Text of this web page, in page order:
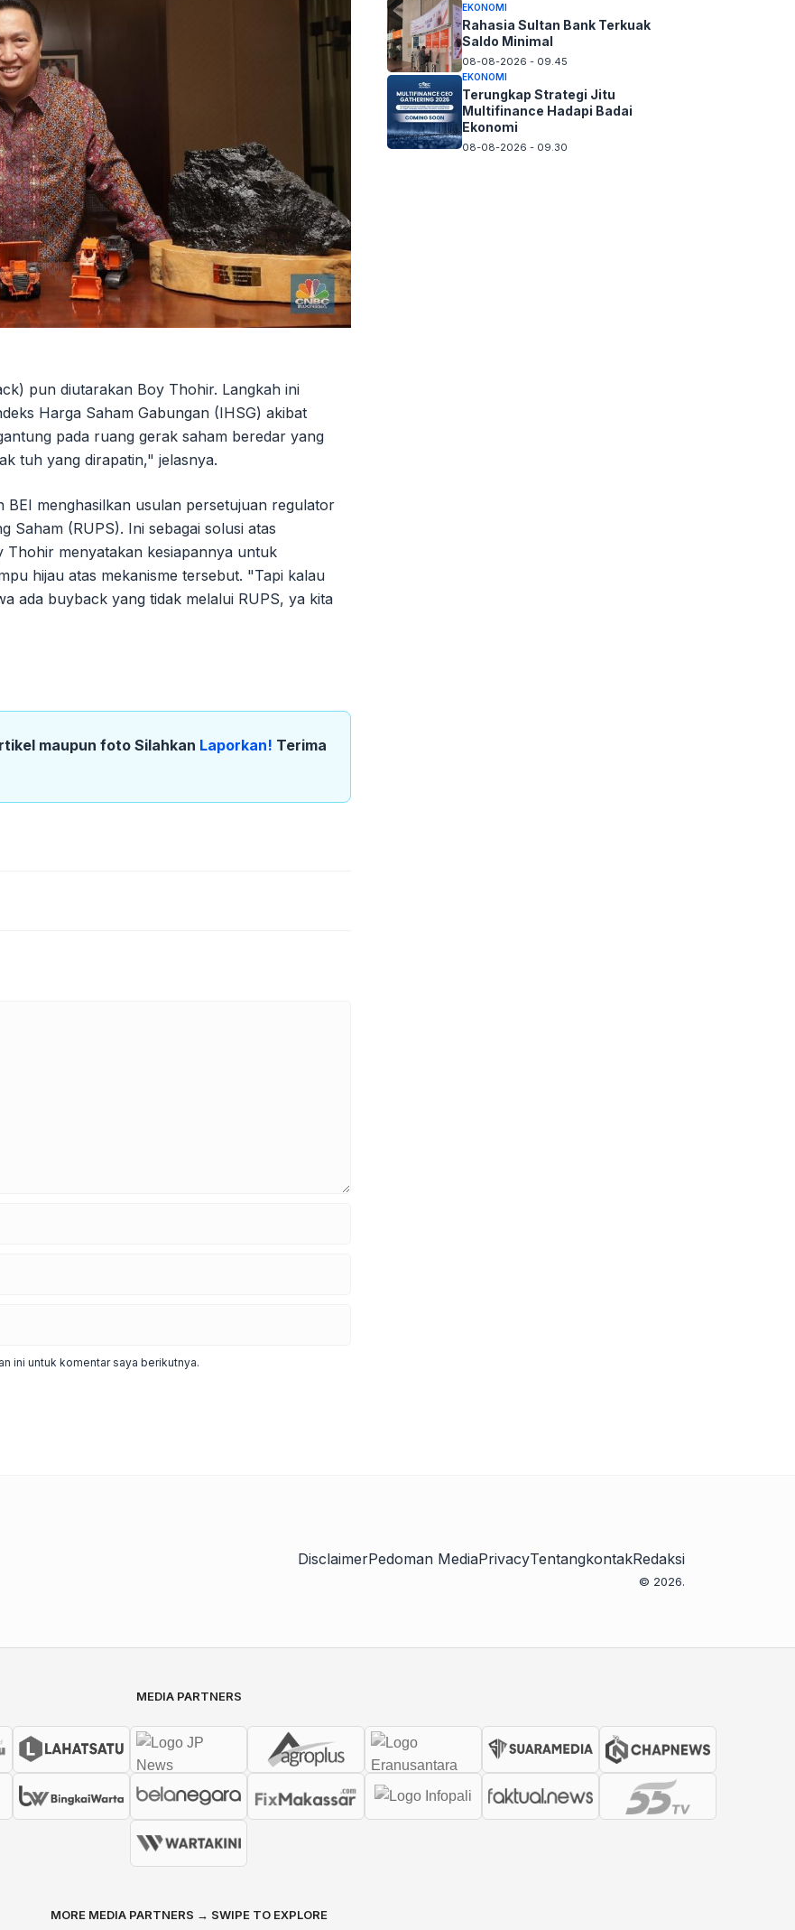
pun diutarakan Boy Thohir. Langkah ini
Harga Saham Gabungan (IHSG) akibat
pada ruang gerak saham beredar yang
tuh yang dirapatin," jelasnya.
BEI menghasilkan usulan persetujuan regulator
Saham (RUPS). Ini sebagai solusi atas
Thohir menyatakan kesiapannya untuk
hijau atas mekanisme tersebut. "Tapi kalau
ada buyback yang tidak melalui RUPS, ya kita
maupun foto Silahkan Laporkan! Terima
ini untuk komentar saya berikutnya.
EKONOMI
Rahasia Sultan Bank Terkuak
Saldo Minimal
08-08-2026 - 09.45
EKONOMI
Terungkap Strategi Jitu
Multifinance Hadapi Badai
Ekonomi
08-08-2026 - 09.30
DisclaimerPedoman MediaPrivacyTentangkontakRedaksi
© 2026.
MEDIA PARTNERS
MORE MEDIA PARTNERS → SWIPE TO EXPLORE